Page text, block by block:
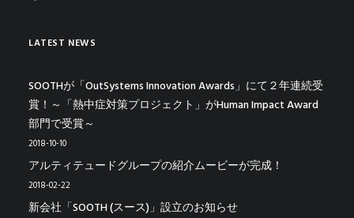
LATEST NEWS
SOOTHが「OutSystems Innovation Awards」にて２年連続受
賞！～「熱中症対策プロジェクト」がHuman Impact Award
部門で受賞～
2018-10-10
アルティテュードグループの紹介ムービーが完成！
2018-02-22
新会社「SOOTH (スース)」設立のお知らせ